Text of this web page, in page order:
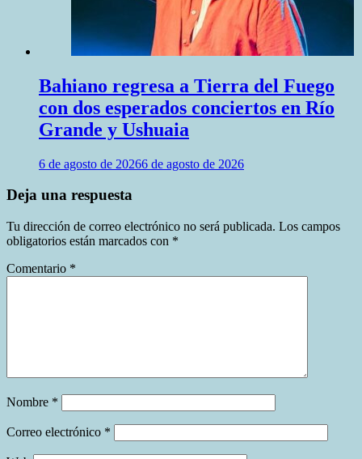
Bahiano regresa a Tierra del Fuego
con dos esperados conciertos en Río
Grande y Ushuaia
6 de agosto de 20266 de agosto de 2026
Deja una respuesta
Tu dirección de correo electrónico no será publicada. Los campos
obligatorios están marcados con *
Comentario *
Nombre *
Correo electrónico *